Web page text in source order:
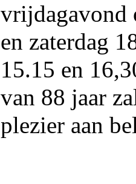
vrijdagavond
en zaterdag
15.15 en
van 88 jaar
plezier aan